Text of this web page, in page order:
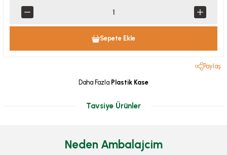
Sepete Ekle
Paylaş
Daha Fazla Plastik Kase
Tavsiye Ürünler
Neden Ambalajcim